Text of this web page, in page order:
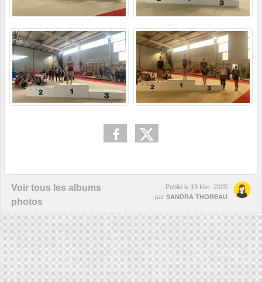
Voir tous les albums
photos
Publié le 19 févr. 2025
par SANDRA THOREAU